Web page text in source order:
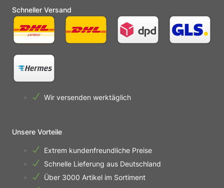
Schneller Versand
Wir versenden werktäglich
Unsere Vorteile
Extrem kundenfreundliche Preise
Schnelle Lieferung aus Deutschland
Über 3000 Artikel im Sortiment